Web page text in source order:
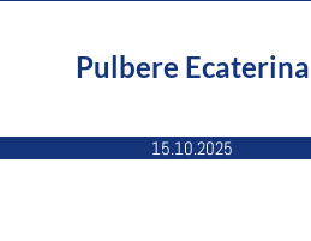
Pulbere Ecaterina
15.10.2025